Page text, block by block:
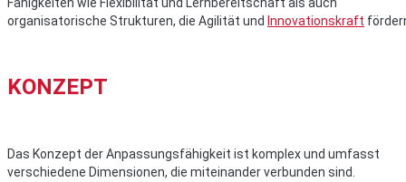
organisatorische Strukturen, die Agilität und Innovationskraft
KONZEPT
Das Konzept der Anpassungsfähigkeit ist komplex und umfasst
verschiedene Dimensionen, die miteinander verbunden sind.